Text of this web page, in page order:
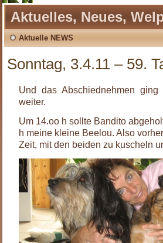
Aktuelles, Neues,
Aktuelle NEWS
Sonntag, 3.4.11 – 59.
Und das Abschiednehmen ging
weiter.
Um 14.oo h sollte Bandito
h meine kleine Beelou. Also
Zeit, mit den beiden zu kuscheln